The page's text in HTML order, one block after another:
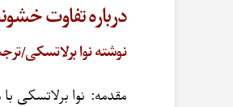
درباره تفاوت
نوشته نوا برلاتسکی/
مقدمه: نوا برلاتسکی